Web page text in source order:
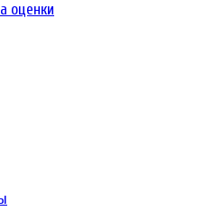
оценки